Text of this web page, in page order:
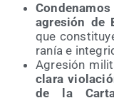
Con­de­na­mos
agre­sión de
que
ra­nía e
Agre­sión
cla­ra
de la